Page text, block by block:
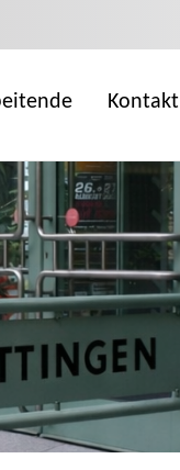
Kontakt